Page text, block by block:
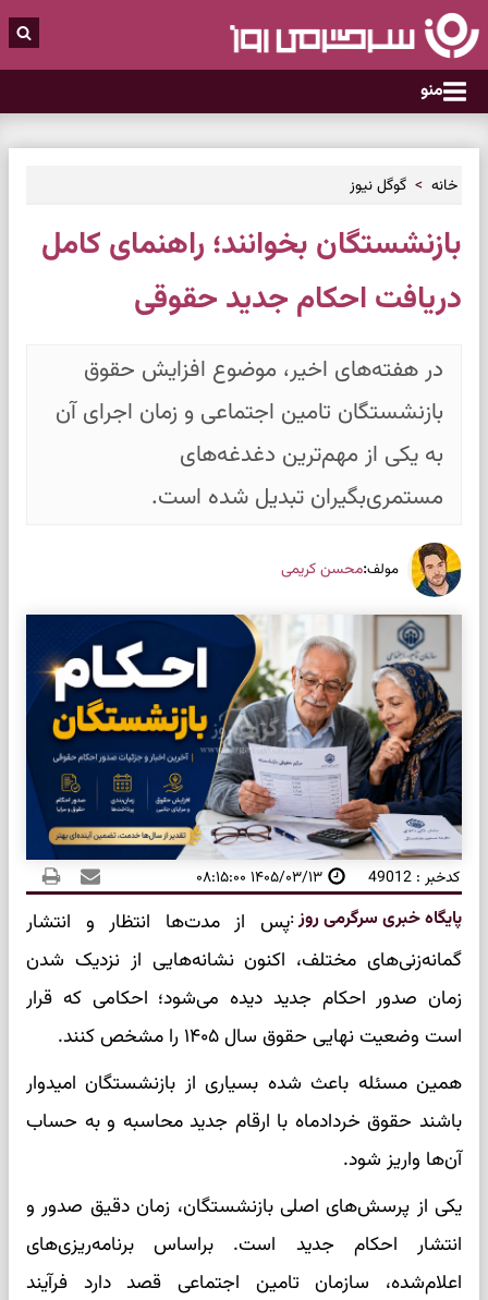
منو
خانه گوگل نیوز
بازنشستگان بخوانند؛ راهنمای کامل
دریافت احکام جدید حقوقی
در هفته‌های اخیر، موضوع افزایش حقوق
بازنشستگان تامین اجتماعی و زمان اجرای آن
به یکی از مهم‌ترین دغدغه‌های
مستمری‌بگیران تبدیل شده است.
مولف:محسن کریمی
کدخبر : 49012 ۱۴۰۵/۰۳/۱۳ ۰۸:۱۵:۰۰
پایگاه خبری سرگرمی روز:پس از مدت‌ها انتظار و انتشار
گمانه‌زنی‌های مختلف، اکنون نشانه‌هایی از نزدیک شدن
زمان صدور احکام جدید دیده می‌شود؛ احکامی که قرار
است وضعیت نهایی حقوق سال ۱۴۰۵ را مشخص کنند.
همین مسئله باعث شده بسیاری از بازنشستگان امیدوار
باشند حقوق خردادماه با ارقام جدید محاسبه و به حساب
آن‌ها واریز شود.
یکی از پرسش‌های اصلی بازنشستگان، زمان دقیق صدور و
انتشار احکام جدید است. براساس برنامه‌ریزی‌های
اعلام‌شده، سازمان تامین اجتماعی قصد دارد فرآیند